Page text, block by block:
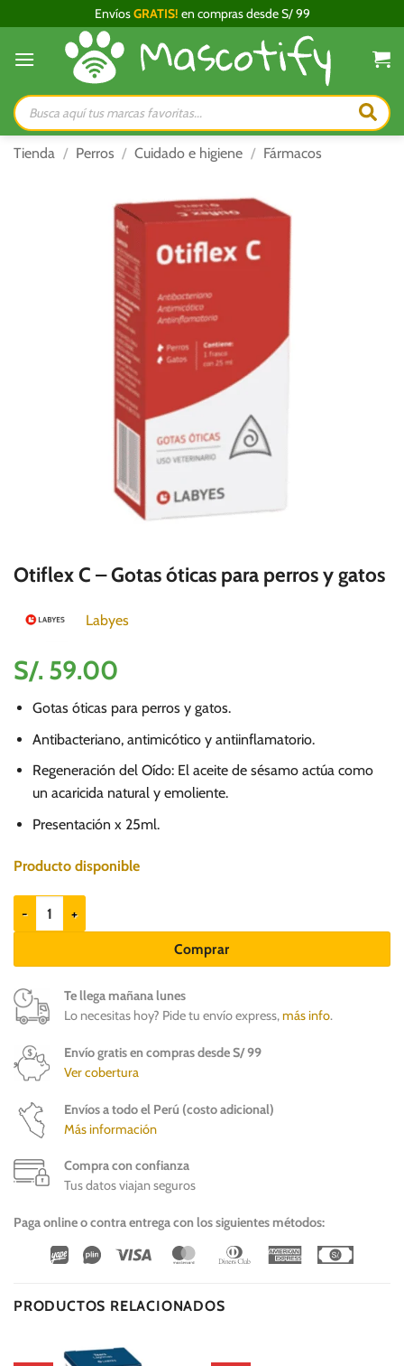
al
contenido
EnvíosGRATIS! en compras desde S/ 99
Búsqueda
de
productos
Tienda / Perros / Cuidado e higiene / Fármacos
Otiflex C – Gotas óticas para perros y gatos
Labyes
S/. 59.00
Gotas óticas para perros y gatos.
Antibacteriano, antimicótico y antiinflamatorio.
Regeneración del Oído: El aceite de sésamo actúa como
un acaricida natural y emoliente.
Presentación x 25ml.
Producto disponible
Otiflex C - Gotas óticas para perros y gatos cantidad
Comprar
Te llega mañana lunes
Lo necesitas hoy? Pide tu envío express,más info.
Envío gratis en compras desde S/ 99
Ver cobertura
Envíos a todo el Perú (costo adicional)
Más información
Compra con confianza
Tus datos viajan seguros
Paga online o contra entrega con los siguientes métodos:
Wirecard
Vipps Visa MasterCardDinners
American
PRODUCTOS RELACIONADOS